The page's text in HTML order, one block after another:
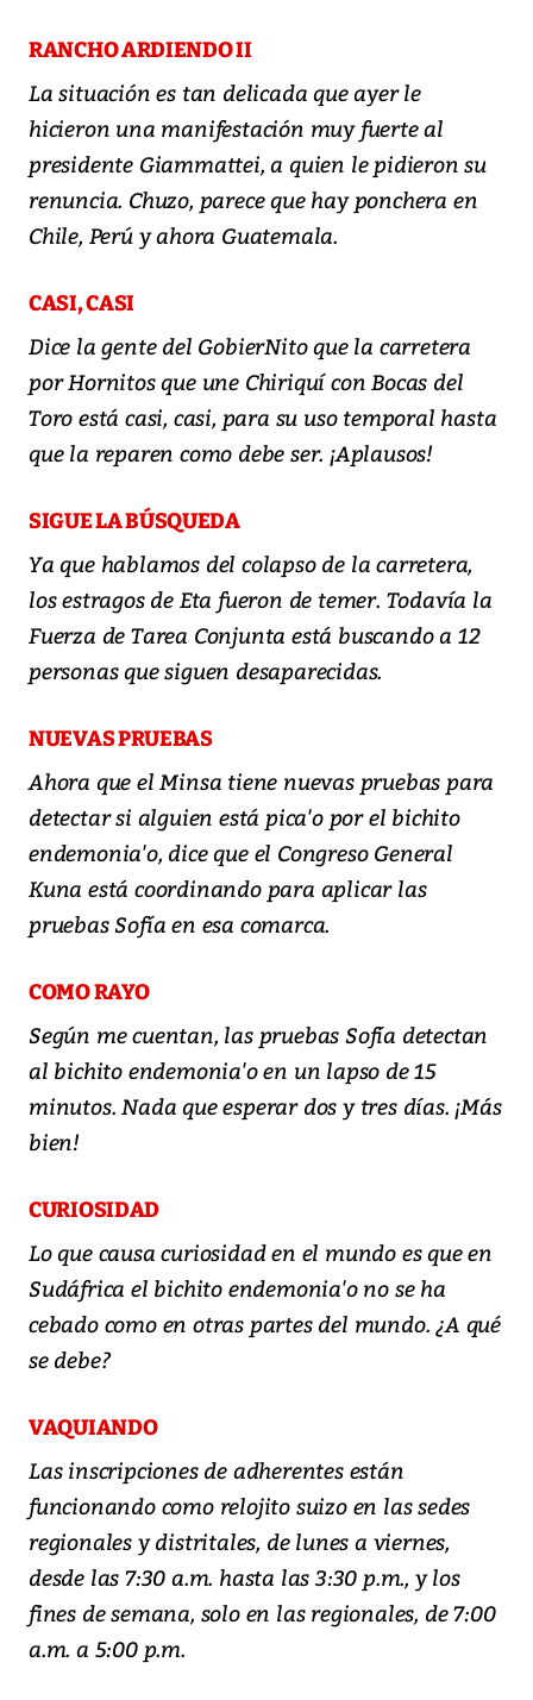
RANCHO ARDIENDO II
La situación es tan delicada que ayer le
hicieron una manifestación muy fuerte al
presidente Giammattei, a quien le pidieron su
renuncia. Chuzo, parece que hay ponchera en
Chile, Perú y ahora Guatemala.
CASI, CASI
Dice la gente del GobierNito que la carretera
por Hornitos que une Chiriquí con Bocas del
Toro está casi, casi, para su uso temporal hasta
que la reparen como debe ser. ¡Aplausos!
SIGUE LA BÚSQUEDA
Ya que hablamos del colapso de la carretera,
los estragos de Eta fueron de temer. Todavía la
Fuerza de Tarea Conjunta está buscando a 12
personas que siguen desaparecidas.
NUEVAS PRUEBAS
Ahora que el Minsa tiene nuevas pruebas para
detectar si alguien está pica'o por el bichito
endemonia'o, dice que el Congreso General
Kuna está coordinando para aplicar las
pruebas Sofía en esa comarca.
COMO RAYO
Según me cuentan, las pruebas Sofía detectan
al bichito endemonia'o en un lapso de 15
minutos. Nada que esperar dos y tres días. ¡Más
bien!
CURIOSIDAD
Lo que causa curiosidad en el mundo es que en
Sudáfrica el bichito endemonia'o no se ha
cebado como en otras partes del mundo. ¿A qué
se debe?
VAQUIANDO
Las inscripciones de adherentes están
funcionando como relojito suizo en las sedes
regionales y distritales, de lunes a viernes,
desde las 7:30 a.m. hasta las 3:30 p.m., y los
fines de semana, solo en las regionales, de 7:00
a.m. a 5:00 p.m.